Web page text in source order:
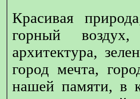
Красивая
горный
архитектура,
город мечта,
нашей памяти, в